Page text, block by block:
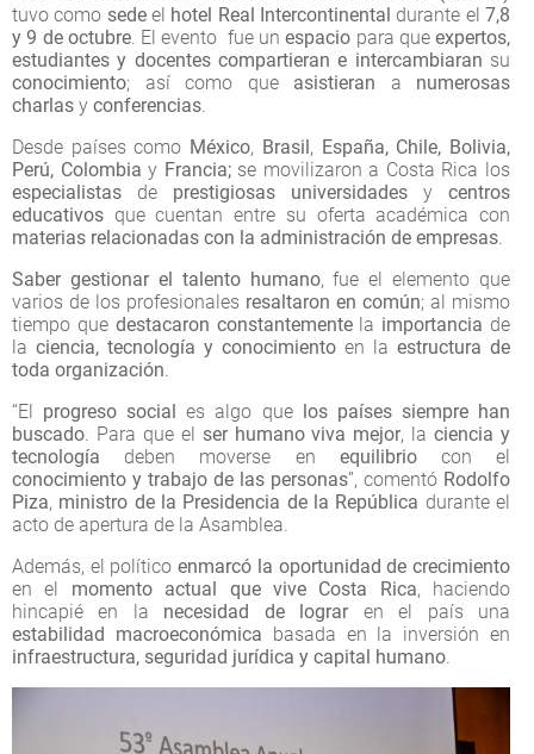
tuvo como sedeel hotel Real Intercontinental durante el7,8
y 9 de octubre. El evento fue unespacio para que expertos,
estudiantes y docentes compartieran e intercambiaran su
conocimiento; así como que asistieran a numerosas
charlas y conferencias.
Desde países como México, Brasil, España, Chile, Bolivia,
Perú, Colombia y Francia; se movilizaron a Costa Rica los
especialistas de prestigiosas universidades y centros
educativos que cuentan entre su oferta académica con
materias relacionadas con la administración de empresas.
Saber gestionar el talento humano, fue el elemento que
varios de los profesionales resaltaron en común; al mismo
tiempo quedestacaron constantemente la importancia de
la ciencia, tecnología y conocimiento en la estructura de
toda organización.
“El progreso social es algo que los países siempre han
buscado. Para que el ser humano viva mejor, laciencia y
tecnología deben moverse en equilibriocon el
conocimiento y trabajo de las personas”, comentó Rodolfo
Piza, ministro de la Presidencia de la República durante el
acto de apertura de la Asamblea.
Además, el políticoenmarcó la oportunidad de crecimiento
en el momento actual que vive Costa Rica, haciendo
hincapié en la necesidad de lograren el país una
estabilidad macroeconómica basada en la inversión en
infraestructura, seguridad jurídica y capital humano.